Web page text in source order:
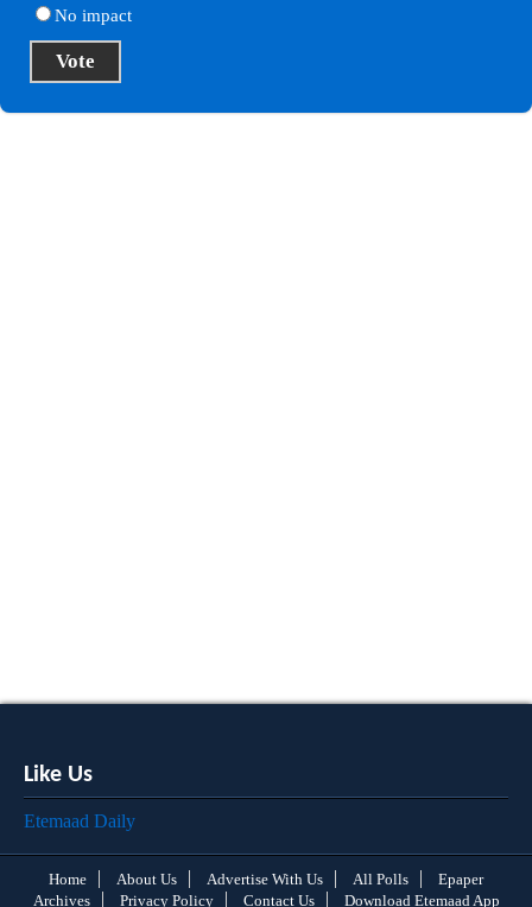
No impact
Like Us
Etemaad Daily
Home About Us Advertise With Us All Polls
Epaper
Archives
Privacy Policy Contact Us Download Etemaad App